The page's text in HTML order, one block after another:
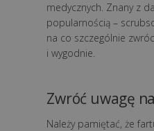
medycznych. Znany z
popularnością –
na co szczególnie
i wygodnie.
Zwróć uwagę
Należy pamiętać, że